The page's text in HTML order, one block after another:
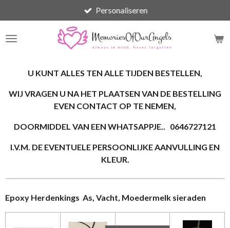
direct
naar
Personaliseren
U KUNT ALLES TEN ALLE TIJDEN BESTELLEN,
WIJ VRAGEN U NA HET PLAATSEN VAN DE BESTELLING
EVEN CONTACT OP TE NEMEN,
DOORMIDDEL VAN EEN WHATSAPPJE.. 0646727121
I.V.M. DE EVENTUELE PERSOONLIJKE AANVULLING EN
KLEUR.
Epoxy Herdenkings As, Vacht, Moedermelk sieraden